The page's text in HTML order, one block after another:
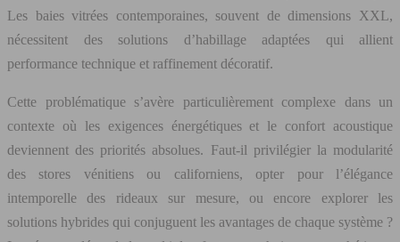
Les baies vitrées contemporaines, souvent de dimensions XXL,
nécessitent des solutions d’habillage adaptées qui allient
performance technique et raffinement décoratif.
Cette problématique s’avère particulièrement complexe dans un
contexte où les exigences énergétiques et le confort acoustique
deviennent des priorités absolues. Faut-il privilégier la modularité
des stores vénitiens ou californiens, opter pour l’élégance
intemporelle des rideaux sur mesure, ou encore explorer les
solutions hybrides qui conjuguent les avantages de chaque système ?